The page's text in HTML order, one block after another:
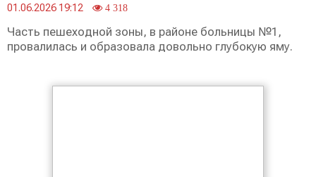
01.06.2026 19:12 4 318
Часть пешеходной зоны, в районе больницы №1,
провалилась и образовала довольно глубокую яму.